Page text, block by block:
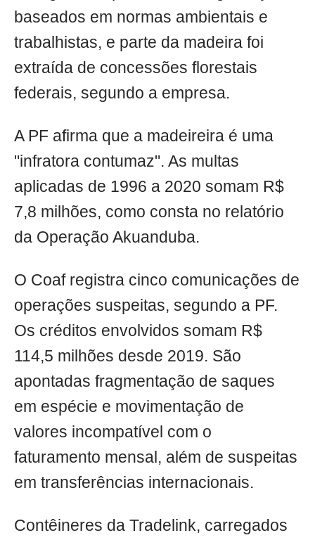
baseados em normas ambientais e
trabalhistas, e parte da madeira foi
extraída de concessões florestais
federais, segundo a empresa.
A PF afirma que a madeireira é uma
"infratora contumaz". As multas
aplicadas de 1996 a 2020 somam R$
7,8 milhões, como consta no relatório
da Operação Akuanduba.
O Coaf registra cinco comunicações de
operações suspeitas, segundo a PF.
Os créditos envolvidos somam R$
114,5 milhões desde 2019. São
apontadas fragmentação de saques
em espécie e movimentação de
valores incompatível com o
faturamento mensal, além de suspeitas
em transferências internacionais.
Contêineres da Tradelink, carregados